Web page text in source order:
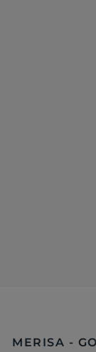
MERISA -